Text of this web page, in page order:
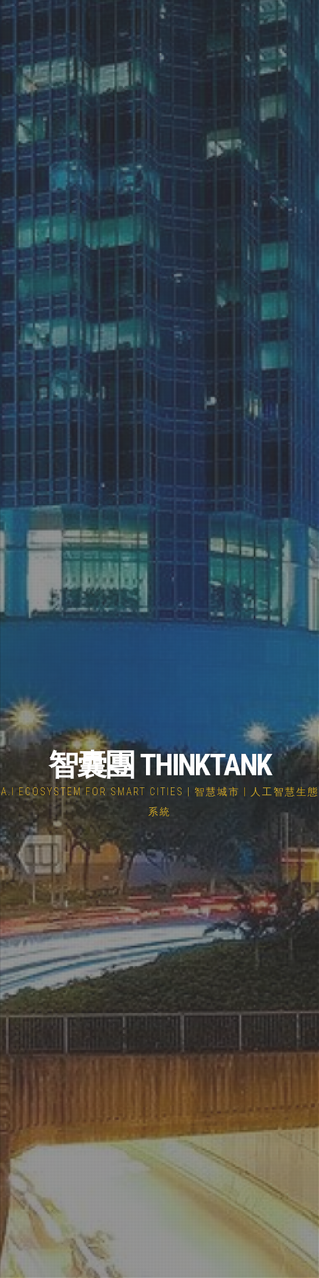
智囊團 THINKTANK
A.I ECOSYSTEM FOR SMART CITIES | 智慧城市 | 人工智慧生態
系統